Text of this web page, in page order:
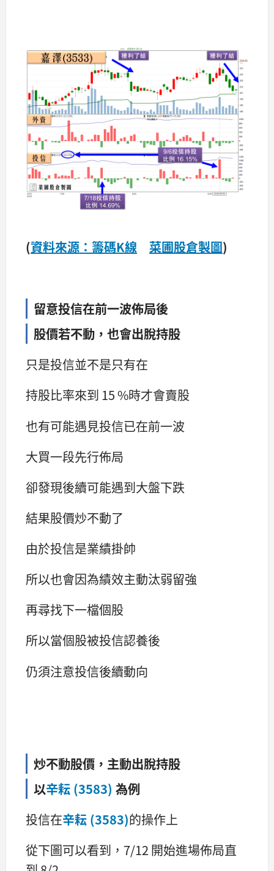
(資料來源：籌碼K線 菜圃股倉製圖)
留意投信在前一波佈局後
股價若不動，也會出脫持股
只是投信並不是只有在
持股比率來到 15 %時才會賣股
也有可能遇見投信已在前一波
大買一段先行佈局
卻發現後續可能遇到大盤下跌
結果股價炒不動了
由於投信是業績掛帥
所以也會因為績效主動汰弱留強
再尋找下一檔個股
所以當個股被投信認養後
仍須注意投信後續動向
炒不動股價， 主動出脫持股
以辛耘 (3583) 為例
投信在辛耘 (3583)的操作上
從下圖可以看到，7/12 開始進場佈局直